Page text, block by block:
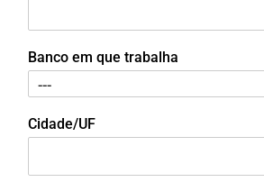
Banco em que trabalha
Cidade/UF